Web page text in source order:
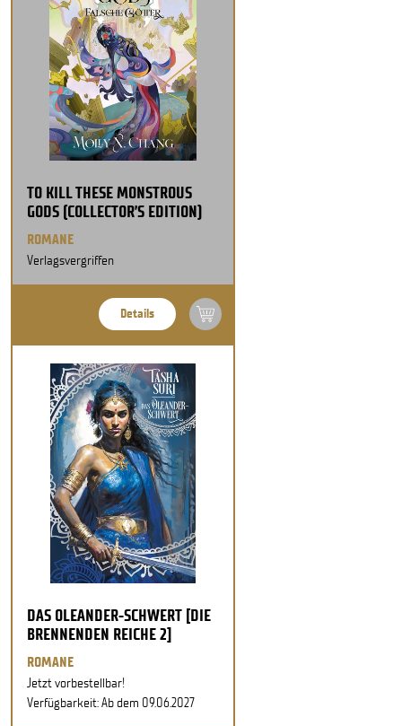
TO KILL THESE MONSTROUS
GODS (COLLECTOR’S EDITION)
ROMANE
Verlagsvergriffen
Details
DAS OLEANDER-SCHWERT [DIE
BRENNENDEN REICHE 2]
ROMANE
Jetzt vorbestellbar!
Verfügbarkeit: Ab dem 09.06.2027